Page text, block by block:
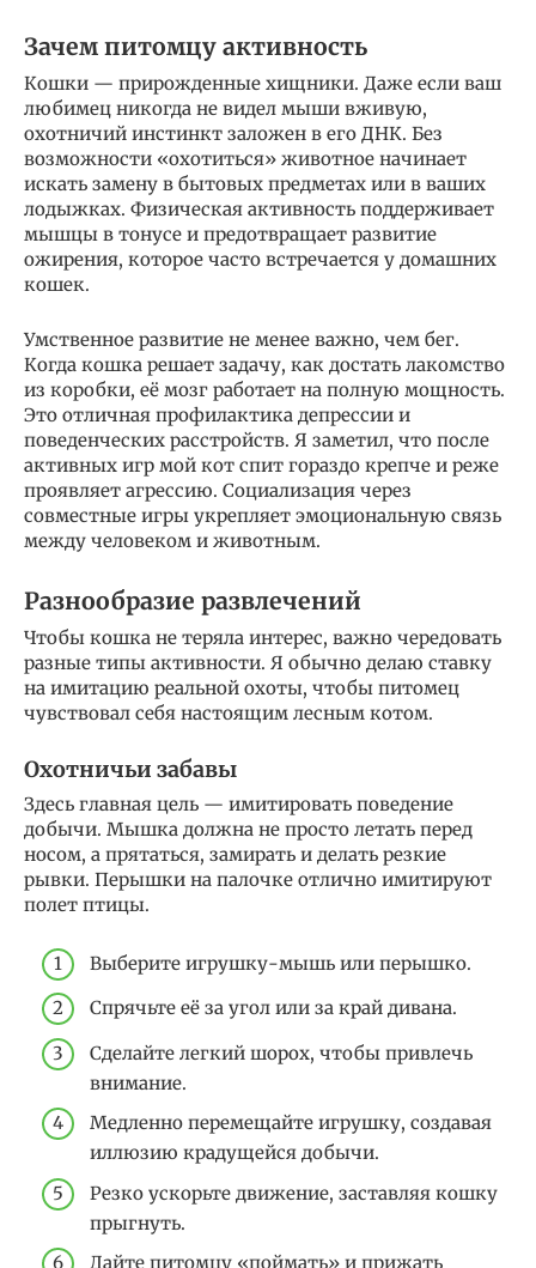
Зачем питомцу активность
Кошки — прирожденные хищники. Даже если ваш
любимец никогда не видел мыши вживую,
охотничий инстинкт заложен в его ДНК. Без
возможности «охотиться» животное начинает
искать замену в бытовых предметах или в ваших
лодыжках. Физическая активность поддерживает
мышцы в тонусе и предотвращает развитие
ожирения, которое часто встречается у домашних
кошек.
Умственное развитие не менее важно, чем бег.
Когда кошка решает задачу, как достать лакомство
из коробки, её мозг работает на полную мощность.
Это отличная профилактика депрессии и
поведенческих расстройств. Я заметил, что после
активных игр мой кот спит гораздо крепче и реже
проявляет агрессию. Социализация через
совместные игры укрепляет эмоциональную связь
между человеком и животным.
Разнообразие развлечений
Чтобы кошка не теряла интерес, важно чередовать
разные типы активности. Я обычно делаю ставку
на имитацию реальной охоты, чтобы питомец
чувствовал себя настоящим лесным котом.
Охотничьи забавы
Здесь главная цель — имитировать поведение
добычи. Мышка должна не просто летать перед
носом, а прятаться, замирать и делать резкие
рывки. Перышки на палочке отлично имитируют
полет птицы.
Выберите игрушку-мышь или перышко.
Спрячьте её за угол или за край дивана.
Сделайте легкий шорох, чтобы привлечь
внимание.
Медленно перемещайте игрушку, создавая
иллюзию крадущейся добычи.
Резко ускорьте движение, заставляя кошку
прыгнуть.
Дайте питомцу «поймать» и прижать